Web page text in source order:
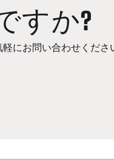
すか?
にお問い合わせくださ